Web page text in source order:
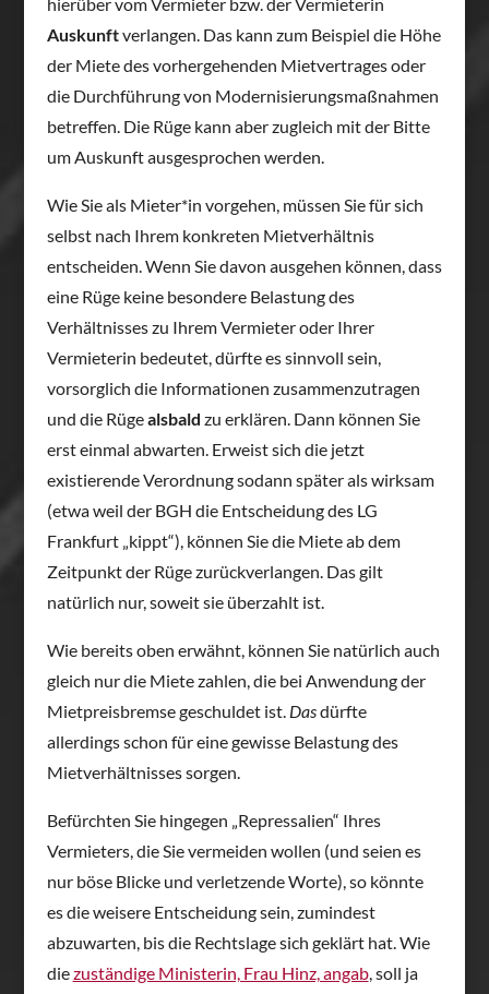
Auskunftverlangen. Das kann zum Beispiel die Höhe
der Miete des vorhergehenden Mietvertrages oder
die Durchführung von Modernisierungsmaßnahmen
betreffen. Die Rüge kann aber zugleich mit der Bitte
um Auskunft ausgesprochen werden.
Wie Sie als Mieter*in vorgehen, müssen Sie für sich
selbst nach Ihrem konkreten Mietverhältnis
entscheiden. Wenn Sie davon ausgehen können, dass
eine Rüge keine besondere Belastung des
Verhältnisses zu Ihrem Vermieter oder Ihrer
Vermieterin bedeutet, dürfte es sinnvoll sein,
vorsorglich die Informationen zusammenzutragen
und die Rügealsbald zu erklären. Dann können Sie
erst einmal abwarten. Erweist sich die jetzt
existierende Verordnung sodann später als wirksam
(etwa weil der BGH die Entscheidung des LG
Frankfurt „kippt“), können Sie die Miete ab dem
Zeitpunkt der Rüge zurückverlangen. Das gilt
natürlich nur, soweit sie überzahlt ist.
Wie bereits oben erwähnt, können Sie natürlich auch
gleich nur die Miete zahlen, die bei Anwendung der
Mietpreisbremse geschuldet ist. Dasdürfte
allerdings schon für eine gewisse Belastung des
Mietverhältnisses sorgen.
Befürchten Sie hingegen „Repressalien“ Ihres
Vermieters, die Sie vermeiden wollen (und seien es
nur böse Blicke und verletzende Worte), so könnte
es die weisere Entscheidung sein, zumindest
abzuwarten, bis die Rechtslage sich geklärt hat. Wie
diezuständige Ministerin, Frau Hinz, angab, soll ja